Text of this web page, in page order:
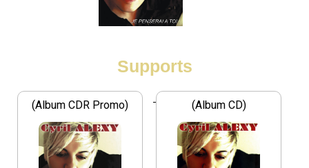
Supports
(Album CDR Promo) (Album CD)